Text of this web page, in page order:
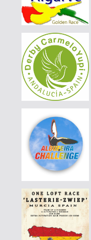
PT-4420380-24 |130 EUR
AVELAR & AVELAR
PT-4420380-24| 120 EUR
AVELAR & AVELAR
PT-4420350-24|120 EUR
AVELAR & AVELAR
PT-4420411-24|190 EUR
PT-4420411-24|180 EUR
AVELAR & AVELAR